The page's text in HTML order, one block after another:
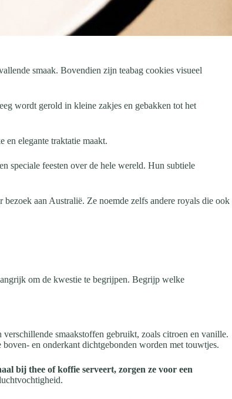
smaak. Bovendien zijn teabag cookies visueel
wordt gerold in kleine zakjes en gebakken tot het
en elegante traktatie maakt.
speciale feesten over de hele wereld. Hun subtiele
bezoek aan Australië. Ze noemde zelfs andere royals die ook
om de kwestie te begrijpen. Begrijp welke
smaakstoffen gebruikt, zoals citroen en vanille.
en onderkant dichtgebonden worden met touwtjes.
bij thee of koffie serveert, zorgen ze voor een